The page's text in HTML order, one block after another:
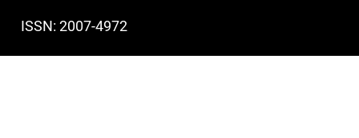
ISSN: 2007-4972